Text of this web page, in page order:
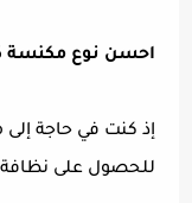
احسن نوع مكنسة
إذ كنت في حاجة
للحصول على نظافة